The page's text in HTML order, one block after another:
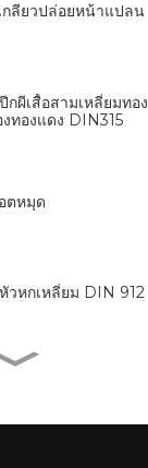
กลียวปล่อยหน้าแปลน
กผีเสื้อสามเหลี่ยมทอง
งทองแดง DIN315
ตหมุด
วหกเหลี่ยม DIN 912